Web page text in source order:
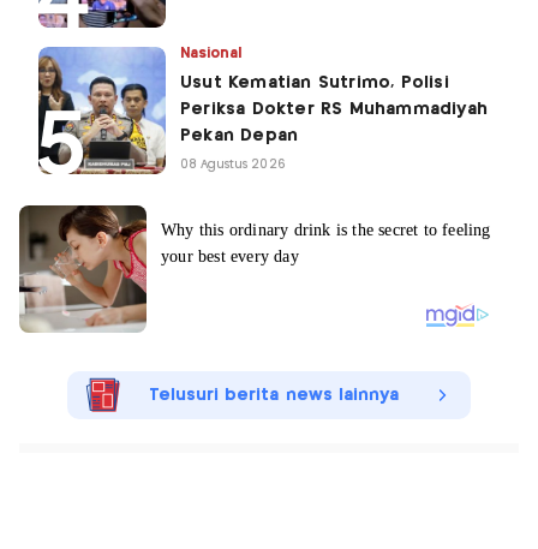
Nasional
Usut Kematian Sutrimo, Polisi
Periksa Dokter RS Muhammadiyah
Pekan Depan
08 Agustus 2026
Telusuri berita news lainnya